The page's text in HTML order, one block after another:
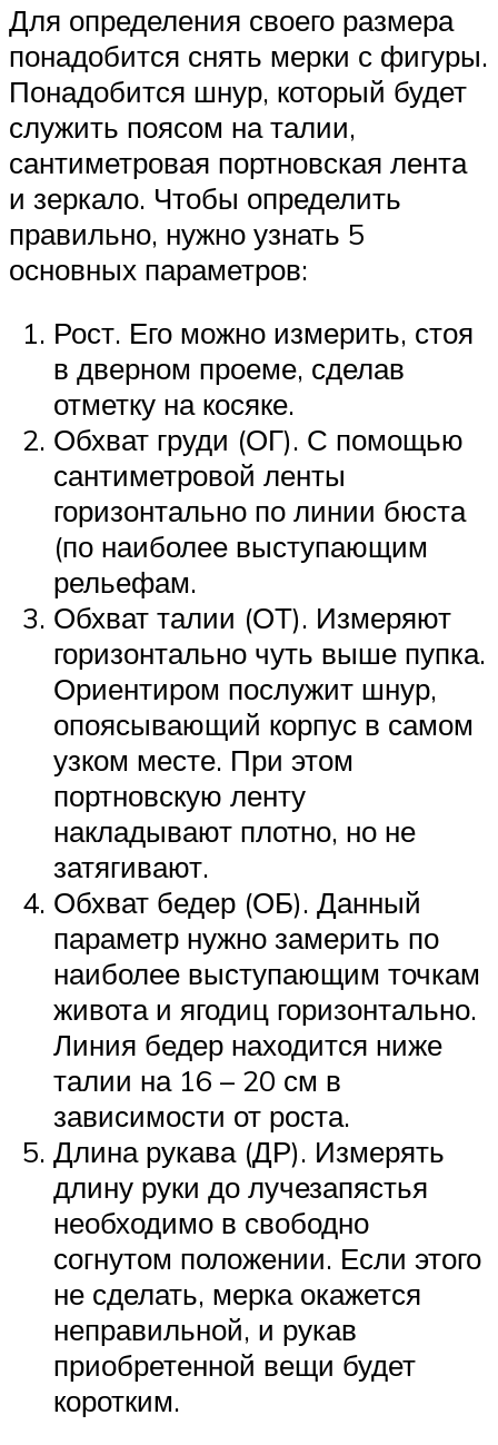
Для определения своего размера
понадобится снять мерки с фигуры.
Понадобится шнур, который будет
служить поясом на талии,
сантиметровая портновская лента
и зеркало. Чтобы определить
правильно, нужно узнать 5
основных параметров:
Рост. Его можно измерить, стоя
в дверном проеме, сделав
отметку на косяке.
Обхват груди (ОГ). С помощью
сантиметровой ленты
горизонтально по линии бюста
(по наиболее выступающим
рельефам.
Обхват талии (ОТ). Измеряют
горизонтально чуть выше пупка.
Ориентиром послужит шнур,
опоясывающий корпус в самом
узком месте. При этом
портновскую ленту
накладывают плотно, но не
затягивают.
Обхват бедер (ОБ). Данный
параметр нужно замерить по
наиболее выступающим точкам
живота и ягодиц горизонтально.
Линия бедер находится ниже
талии на 16 – 20 см в
зависимости от роста.
Длина рукава (ДР). Измерять
длину руки до лучезапястья
необходимо в свободно
согнутом положении. Если этого
не сделать, мерка окажется
неправильной, и рукав
приобретенной вещи будет
коротким.